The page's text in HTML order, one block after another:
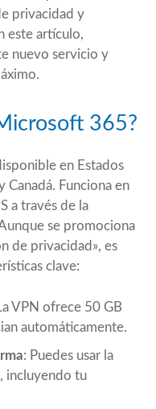
privacidad y
este artículo,
nuevo servicio y
365?
en Estados
Canadá. Funciona en
a través de la
se promociona
de privacidad», es
clave:
VPN ofrece 50 GB
automáticamente.
: Puedes usar la
incluyendo tu